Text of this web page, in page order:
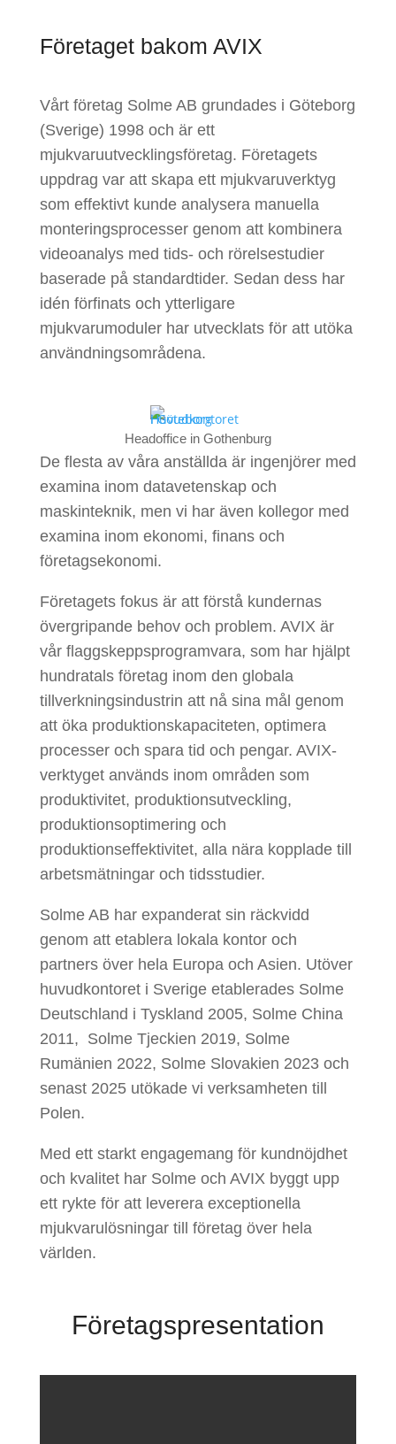
Företaget bakom AVIX
Vårt företag Solme AB grundades i Göteborg
(Sverige) 1998 och är ett
mjukvaruutvecklingsföretag. Företagets
uppdrag var att skapa ett mjukvaruverktyg
som effektivt kunde analysera manuella
monteringsprocesser genom att kombinera
videoanalys med tids- och rörelsestudier
baserade på standardtider. Sedan dess har
idén förfinats och ytterligare
mjukvarumoduler har utvecklats för att utöka
användningsområdena.
Headoffice in Gothenburg
De flesta av våra anställda är ingenjörer med
examina inom datavetenskap och
maskinteknik, men vi har även kollegor med
examina inom ekonomi, finans och
företagsekonomi.
Företagets fokus är att förstå kundernas
övergripande behov och problem. AVIX är
vår flaggskeppsprogramvara, som har hjälpt
hundratals företag inom den globala
tillverkningsindustrin att nå sina mål genom
att öka produktionskapaciteten, optimera
processer och spara tid och pengar. AVIX-
verktyget används inom områden som
produktivitet, produktionsutveckling,
produktionsoptimering och
produktionseffektivitet, alla nära kopplade till
arbetsmätningar och tidsstudier.
Solme AB har expanderat sin räckvidd
genom att etablera lokala kontor och
partners över hela Europa och Asien. Utöver
huvudkontoret i Sverige etablerades Solme
Deutschland i Tyskland 2005, Solme China
2011, Solme Tjeckien 2019, Solme
Rumänien 2022, Solme Slovakien 2023 och
senast 2025 utökade vi verksamheten till
Polen.
Med ett starkt engagemang för kundnöjdhet
och kvalitet har Solme och AVIX byggt upp
ett rykte för att leverera exceptionella
mjukvarulösningar till företag över hela
världen.
Företagspresentation